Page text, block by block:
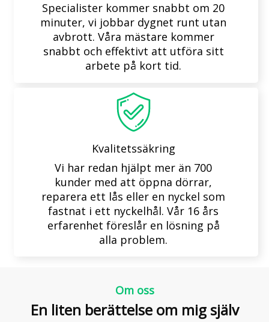
Specialister kommer snabbt om 20
minuter, vi jobbar dygnet runt utan
avbrott. Våra mästare kommer
snabbt och effektivt att utföra sitt
arbete på kort tid.
Kvalitetssäkring
Vi har redan hjälpt mer än 700
kunder med att öppna dörrar,
reparera ett lås eller en nyckel som
fastnat i ett nyckelhål. Vår 16 års
erfarenhet föreslår en lösning på
alla problem.
Om oss
En liten berättelse om mig själv